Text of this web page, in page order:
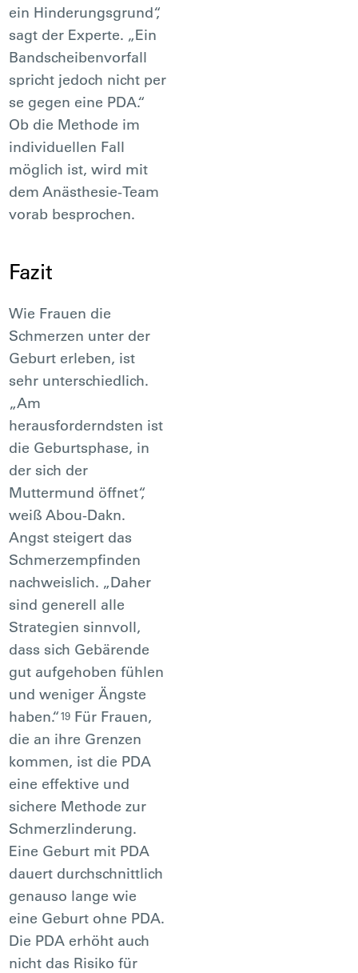
ein Hinderungsgrund“,
sagt der Experte. „Ein
Bandscheibenvorfall
spricht jedoch nicht per
se gegen eine PDA.“
Ob die Methode im
individuellen Fall
möglich ist, wird mit
dem Anästhesie-Team
vorab besprochen.
Fazit
Wie Frauen die
Schmerzen unter der
Geburt erleben, ist
sehr unterschiedlich.
„Am
herausforderndsten ist
die Geburtsphase, in
der sich der
Muttermund öffnet“,
weiß Abou-Dakn.
Angst steigert das
Schmerzempfinden
nachweislich. „Daher
sind generell alle
Strategien sinnvoll,
dass sich Gebärende
gut aufgehoben fühlen
und weniger Ängste
haben.“19 Für Frauen,
die an ihre Grenzen
kommen, ist die PDA
eine effektive und
sichere Methode zur
Schmerzlinderung.
Eine Geburt mit PDA
dauert durchschnittlich
genauso lange wie
eine Geburt ohne PDA.
Die PDA erhöht auch
nicht das Risiko für